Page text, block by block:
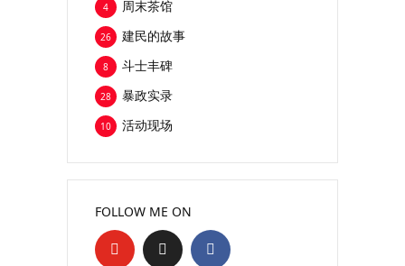
周末茶馆
4
建民的故事
26
斗士丰碑
8
暴政实录
28
活动现场
10
FOLLOW ME ON